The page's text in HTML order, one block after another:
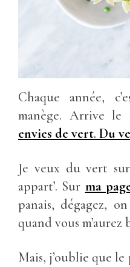
Chaque année,
manège. Arrive le
envies de vert. Du
Je veux du vert
appart’. Sur ma
panais, dégagez,
quand vous m’aurez
Mais, j’oublie que